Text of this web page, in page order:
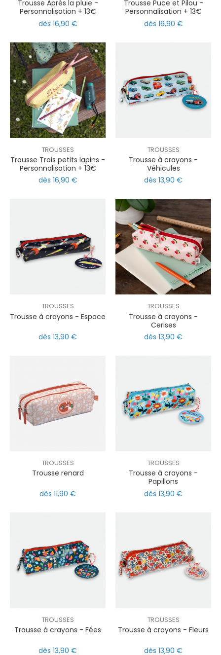
Trousse Après la pluie -
Personnalisation + 13€
dès 16,90 €
Trousse Puce et Pilou -
Personnalisation + 13€
dès 16,90 €
TROUSSES
Trousse Trois petits lapins -
Personnalisation + 13€
dès 16,90 €
TROUSSES
Trousse à crayons -
Véhicules
dès 13,90 €
TROUSSES
Trousse à crayons - Espace
dès 13,90 €
TROUSSES
Trousse à crayons -
Cerises
dès 13,90 €
TROUSSES
Trousse renard
dès 11,90 €
TROUSSES
Trousse à crayons -
Papillons
dès 13,90 €
TROUSSES
Trousse à crayons - Fées
dès 13,90 €
TROUSSES
Trousse à crayons - Fleurs
dès 13,90 €